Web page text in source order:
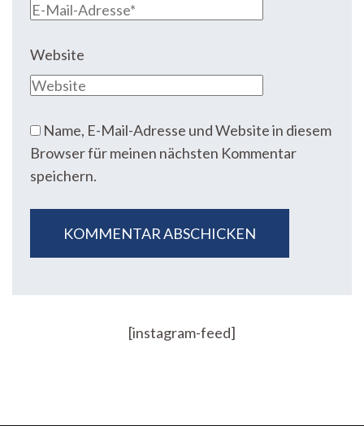
Website
Name, E-Mail-Adresse und Website in diesem
Browser für meinen nächsten Kommentar
speichern.
[instagram-feed]